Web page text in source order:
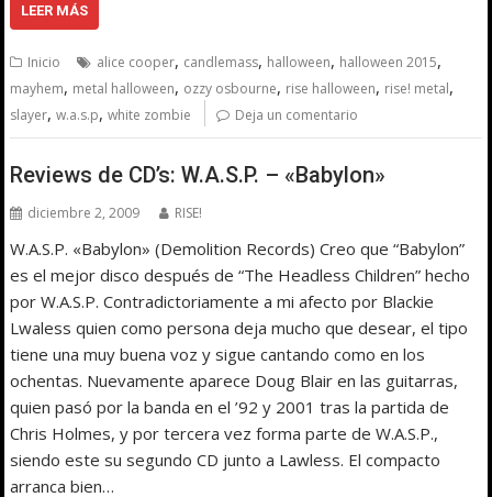
LEER MÁS
Inicio alice cooper, candlemass, halloween, halloween 2015,
mayhem, metal halloween, ozzy osbourne, rise halloween, rise! metal,
slayer,w.a.s.p,white zombie Deja un comentario
Reviews de CD’s: W.A.S.P. – «Babylon»
diciembre 2, 2009 RISE!
W.A.S.P. «Babylon» (Demolition Records) Creo que “Babylon”
es el mejor disco después de “The Headless Children” hecho
por W.A.S.P. Contradictoriamente a mi afecto por Blackie
Lwaless quien como persona deja mucho que desear, el tipo
tiene una muy buena voz y sigue cantando como en los
ochentas. Nuevamente aparece Doug Blair en las guitarras,
quien pasó por la banda en el ’92 y 2001 tras la partida de
Chris Holmes, y por tercera vez forma parte de W.A.S.P.,
siendo este su segundo CD junto a Lawless. El compacto
arranca bien…